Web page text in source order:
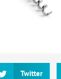
Twitter